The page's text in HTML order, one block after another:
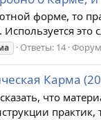
форме, то
Ответы: 14
Карма
что
практик,